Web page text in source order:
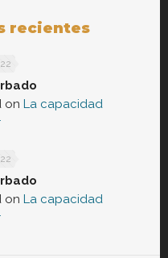
recientes
onLa capacidad
onLa capacidad